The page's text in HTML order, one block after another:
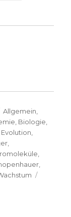
Kategorien
Allgemein,
, Biologie,
Evolution,
,
,
,